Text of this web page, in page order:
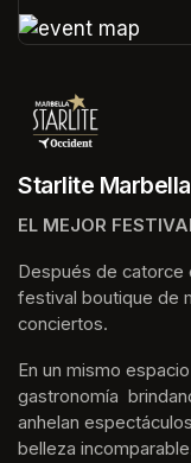
Starlite
EL MEJOR
Después de catorce
festival boutique de
conciertos.
En un mismo
gastronomía
anhelan
belleza